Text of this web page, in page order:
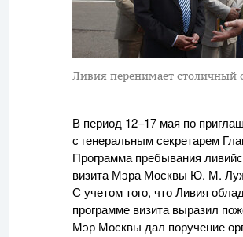
Ливия перенимает столичный
В период 12–17 мая по
с генеральным секретарем
Программа пребывания
визита Мэра Москвы Ю. М.
С учетом того, что Ливия
программе визита выразил
Мэр Москвы дал поручение